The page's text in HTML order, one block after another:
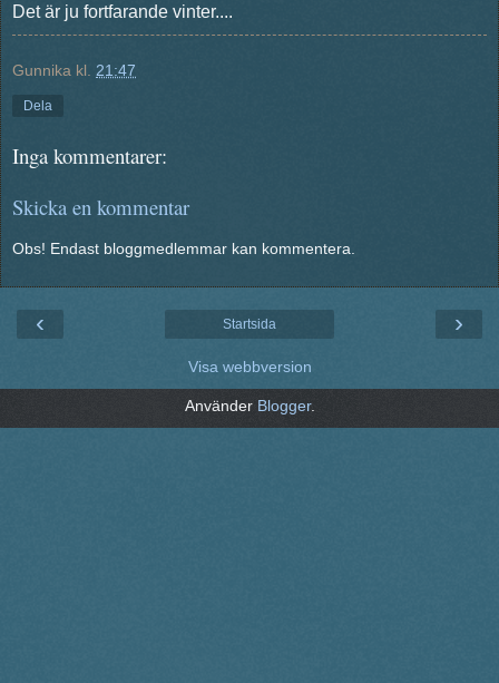
Det är ju fortfarande vinter....
Gunnika kl. 21:47
Dela
Inga kommentarer:
Skicka en kommentar
Obs! Endast bloggmedlemmar kan kommentera.
‹ ›
Startsida
Visa webbversion
Använder Blogger.